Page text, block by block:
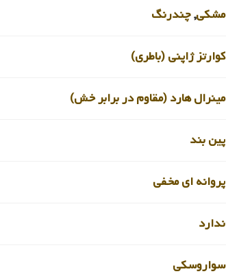
مشکی,چندرنگ
کوارتز ژاپنی (باطری)
مینرال هارد (مقاوم در برابر خش)
پین بند
پروانه ای مخفی
ندارد
سواروسکی